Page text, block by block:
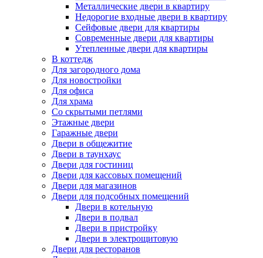
Металлические двери в квартиру
Недорогие входные двери в квартиру
Сейфовые двери для квартиры
Современные двери для квартиры
Утепленные двери для квартиры
В коттедж
Для загородного дома
Для новостройки
Для офиса
Для храма
Со скрытыми петлями
Этажные двери
Гаражные двери
Двери в общежитие
Двери в таунхаус
Двери для гостиниц
Двери для кассовых помещений
Двери для магазинов
Двери для подсобных помещений
Двери в котельную
Двери в подвал
Двери в пристройку
Двери в электрощитовую
Двери для ресторанов